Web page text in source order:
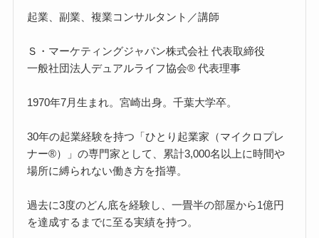
起業、副業、複業コンサルタント／講師
Ｓ・マーケティングジャパン株式会社 代表取締役
一般社団法人デュアルライフ協会® 代表理事
1970年7月生まれ。宮崎出身。千葉大学卒。
30年の起業経験を持つ「ひとり起業家（マイクロプレ
ナー®）」の専門家として、累計3,000名以上に時間や
場所に縛られない働き方を指導。
過去に3度のどん底を経験し、一畳半の部屋から1億円
を達成するまでに至る実績を持つ。